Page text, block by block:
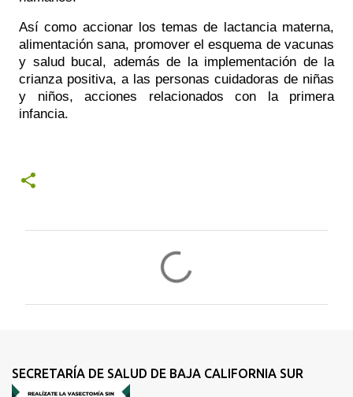
Así como accionar los temas de lactancia materna,
alimentación sana, promover el esquema de vacunas
y salud bucal, además de la implementación de la
crianza positiva, a las personas cuidadoras de niñas
y niños, acciones relacionados con la primera
infancia.
t
a
SECRETARÍA DE SALUD DE BAJA CALIFORNIA SUR